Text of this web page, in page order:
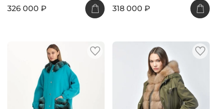
326 000 ₽
318 000 ₽